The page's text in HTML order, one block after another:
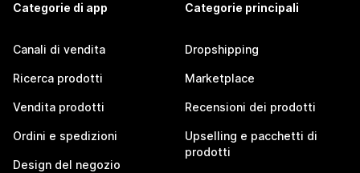
Categorie di app
Canali di vendita
Ricerca prodotti
Vendita prodotti
Ordini e spedizioni
Design del negozio
Categorie principali
Dropshipping
Marketplace
Recensioni dei prodotti
Upselling e pacchetti di
prodotti